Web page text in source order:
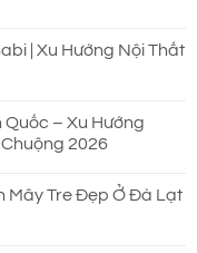
| Xu Hướng Nội Thất
Quốc – Xu Hướng
2026
Mây Tre Đẹp Ở Đà Lạt